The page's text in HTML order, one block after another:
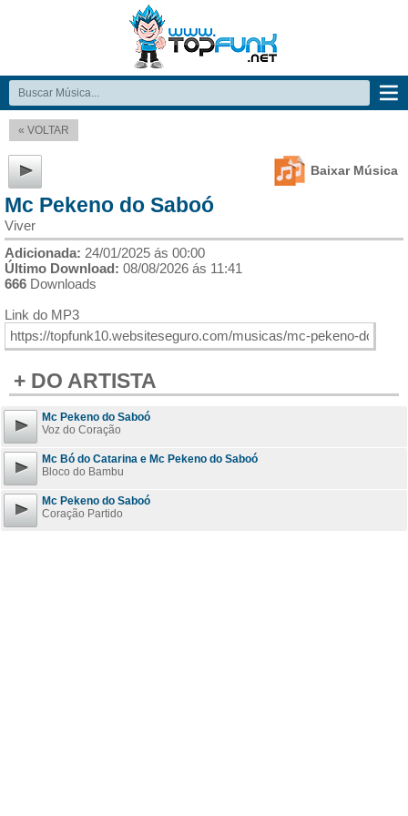
« VOLTAR
Baixar Música
Mc Pekeno do Saboó
Viver
Adicionada: 24/01/2025 ás 00:00
Último Download: 08/08/2026 ás 11:41
666 Downloads
Link do MP3
+ DO ARTISTA
Mc Pekeno do Saboó
Voz do Coração
Mc Bó do Catarina e Mc Pekeno do Saboó
Bloco do Bambu
Mc Pekeno do Saboó
Coração Partido